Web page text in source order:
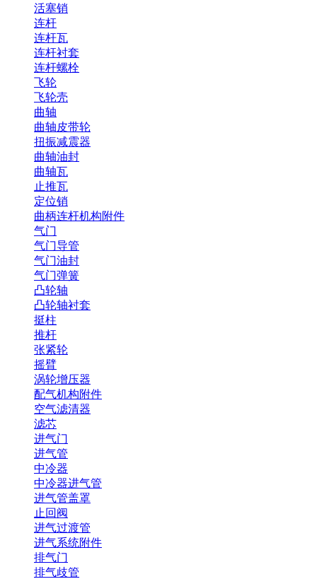
活塞销
连杆
连杆瓦
连杆衬套
连杆螺栓
飞轮
飞轮壳
曲轴
曲轴皮带轮
扭振减震器
曲轴油封
曲轴瓦
止推瓦
定位销
曲柄连杆机构附件
气门
气门导管
气门油封
气门弹簧
凸轮轴
凸轮轴衬套
挺柱
推杆
张紧轮
摇臂
涡轮增压器
配气机构附件
空气滤清器
滤芯
进气门
进气管
中冷器
中冷器进气管
进气管盖罩
止回阀
进气过渡管
进气系统附件
排气门
排气歧管